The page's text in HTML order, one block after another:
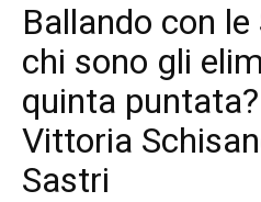
Ballando con
chi sono gli
quinta
Vittoria
Sastri